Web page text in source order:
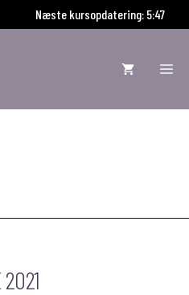
Næste kursopdatering: 5:46
2021